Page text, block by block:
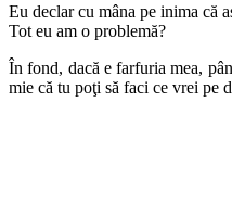
Eu declar cu mâna pe inima că
Tot eu am o problemă?
În fond, dacă e farfuria mea,
mie că tu poţi să faci ce vrei pe